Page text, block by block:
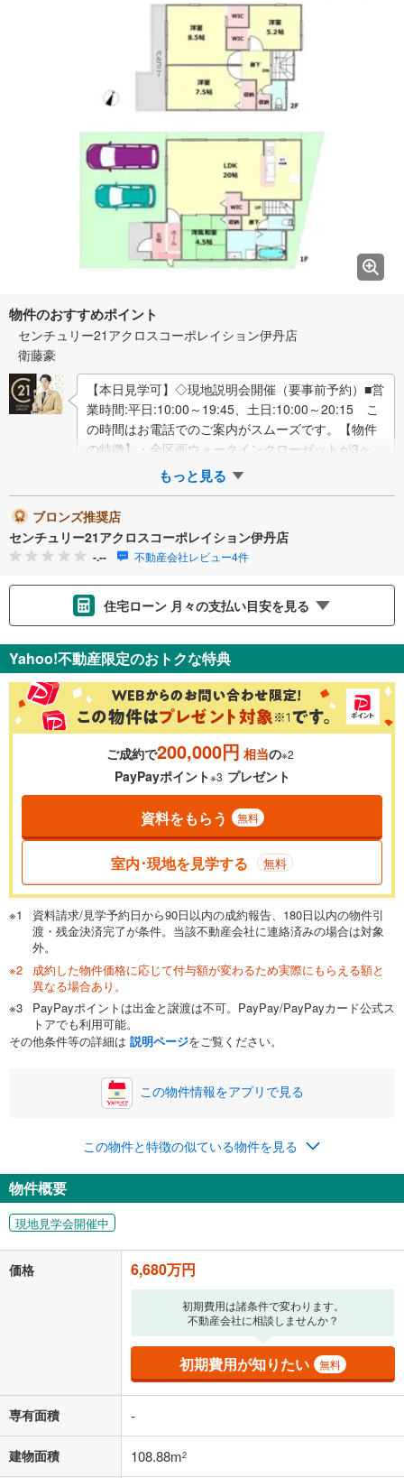
物件のおすすめポイント
センチュリー21アクロスコーポレイション伊丹店
衛藤豪
【本日見学可】◇現地説明会開催（要事前予約）■営
業時間:平日:10:00～19:45、土日:10:00～20:15 こ
の時間はお電話でのご案内がスムーズです。【物件
の特徴】・全区画ウォークインクローゼットが3ヶ所
あり室内スッキリ収…
もっと見る
ブロンズ推奨店
センチュリー21アクロスコーポレイション伊丹店
-.-- 不動産会社レビュー4件
住宅ローン 月々の支払い目安を見る
金利 ％
0.01%
一般的には最長35年まで借り入れ可能です。多くの金融機関
が完済時の年齢は80歳までを条件としています。
閉じる
頭金 万円
0万円 6,680万円
自己資金から住宅購入にかけられる金額を入力してくださ
い。一般的には物件価格の2割までが目安です。
閉じる
ボーナス
万円
0円
ナス時の増額分（1回分）を入力してください。
ボーナス払いの限度額は金融機関によって異なります。
閉じる
月々の返済額
る値は、実際の金融機関等における貸出金利とは何ら関係がなく、実際
の金融機関等における貸出金利を何ら保証するものではありません。返
済方法「元利均等返済」にて算出しております。入力された金利を35年
適用した場合の計算結果を表示しています。
その他月額費用や、初期費用がかかります。ご注意ください。実際にお
借り入れの際は各金融機関等に、必ずご自身でご確認をお願いいたしま
条件によってお借り入れができないことがあります。
不動産会社に購入相談をする 無料
Yahoo!不動産限定のおトクな特典
ご成約で200,000円 相当の※2
PayPayポイント※3 プレゼント
資料をもらう 無料
室内･現地を見学する 無料
資料請求/見学予約日から90日以内の成約報告、180日以内の物件引
渡・残金決済完了が条件。当該不動産会社に連絡済みの場合は対象
外。
成約した物件価格に応じて付与額が変わるため実際にもらえる額と
異なる場合あり。
PayPayポイントは出金と譲渡は不可。PayPay/PayPayカード公式ス
トアでも利用可能。
その他条件等の詳細は 説明ページをご覧ください。
この物件情報をアプリで見る
この物件と特徴の似ている物件を見る
物件概要
現地見学会開催中
価格 6,680万円
初期費用は諸条件で変わります。
不動産会社に相談しませんか？
初期費用が知りたい 無料
専有面積 -
建物面積 108.88m2